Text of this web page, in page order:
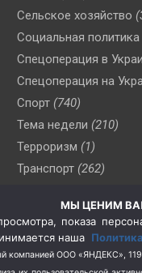
Сельское хозяйство
Социальная политика
Спецоперация в
Спецоперация на
Спорт (740)
Тема недели (210)
Терроризм (1)
Транспорт (262)
(76)
Цены (2)
Школа и спорт (2)
МЫ ЦЕНИМ
показа
наша
компанией ООО «ЯНДЕКС»,